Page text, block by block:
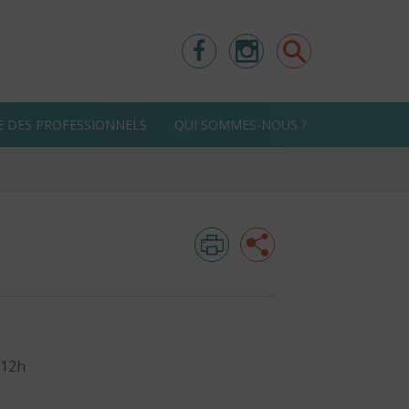
FacebookInstagram
DES PROFESSIONNELS QUI SOMMES-NOUS ?
ImprimerPartager